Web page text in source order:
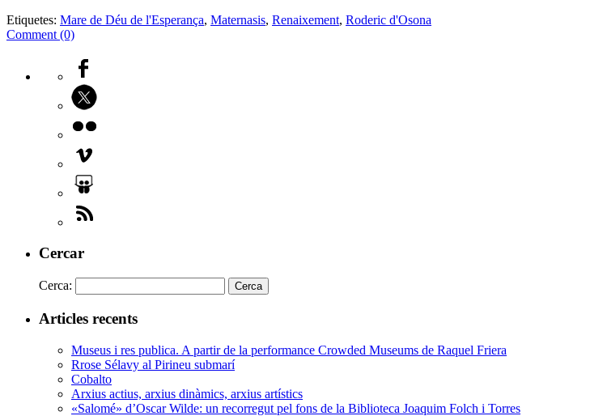
Etiquetes: Mare de Déu de l'Esperança, Maternasis, Renaixement, Roderic d'Osona
Comment (0)
Cercar
Cerca:
Articles recents
Museus i res publica. A partir de la performance Crowded Museums de Raquel Friera
Rrose Sélavy al Pirineu submarí
Cobalto
Arxius actius, arxius dinàmics, arxius artístics
«Salomé» d’Oscar Wilde: un recorregut pel fons de la Biblioteca Joaquim Folch i Torres